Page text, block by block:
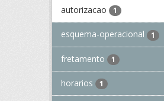
autorizacao 1
esquema-operacional 1
fretamento 1
horarios 1